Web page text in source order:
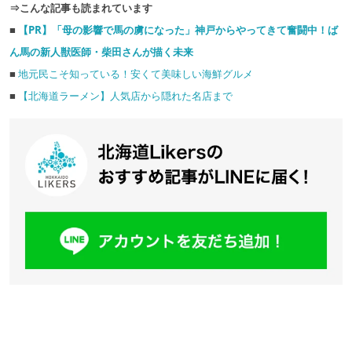
⇒こんな記事も読まれています
■
【PR】「母の影響で馬の虜になった」神戸からやってきて奮闘中！ば
ん馬の新人獣医師・柴田さんが描く未来
■ 地元民こそ知っている！安くて美味しい海鮮グルメ
■
【北海道ラーメン】人気店から隠れた名店まで